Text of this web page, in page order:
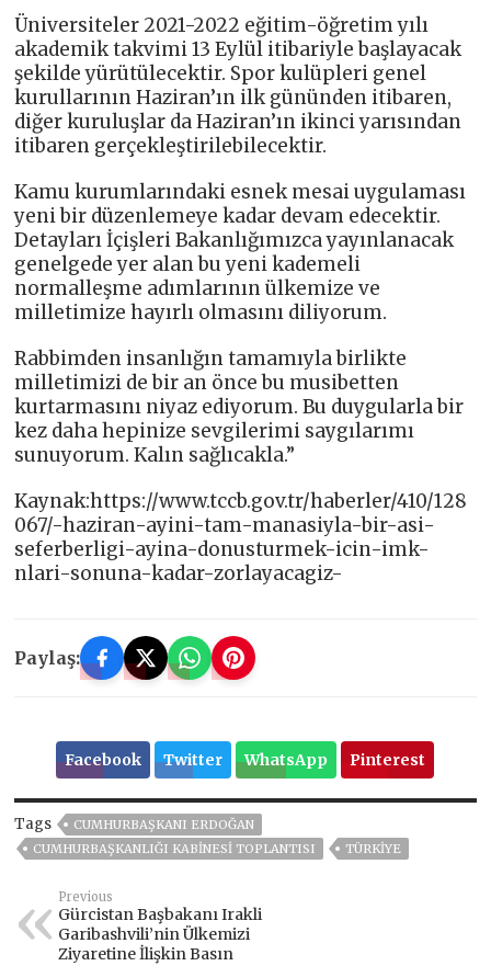
Üniversiteler 2021-2022 eğitim-öğretim yılı
akademik takvimi 13 Eylül itibariyle başlayacak
şekilde yürütülecektir. Spor kulüpleri genel
kurullarının Haziran’ın ilk gününden itibaren,
diğer kuruluşlar da Haziran’ın ikinci yarısından
itibaren gerçekleştirilebilecektir.
Kamu kurumlarındaki esnek mesai uygulaması
yeni bir düzenlemeye kadar devam edecektir.
Detayları İçişleri Bakanlığımızca yayınlanacak
genelgede yer alan bu yeni kademeli
normalleşme adımlarının ülkemize ve
milletimize hayırlı olmasını diliyorum.
Rabbimden insanlığın tamamıyla birlikte
milletimizi de bir an önce bu musibetten
kurtarmasını niyaz ediyorum. Bu duygularla bir
kez daha hepinize sevgilerimi saygılarımı
sunuyorum. Kalın sağlıcakla.”
Kaynak:https://www.tccb.gov.tr/haberler/410/128
067/-haziran-ayini-tam-manasiyla-bir-asi-
seferberligi-ayina-donusturmek-icin-imk-
nlari-sonuna-kadar-zorlayacagiz-
Paylaş:
Facebook Twitter WhatsApp Pinterest
Tags
CUMHURBAŞKANI ERDOĞAN
CUMHURBAŞKANLIĞI KABINESI TOPLANTISI
TÜRKİYE
Previous
Gürcistan Başbakanı Irakli
Garibashvili’nin Ülkemizi
Ziyaretine İlişkin Basın